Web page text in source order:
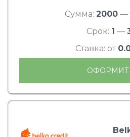
Сумма: 2000—
Срок: 1 —
Ставка: от